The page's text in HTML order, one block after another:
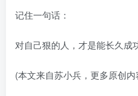
记住一句话：
对自己狠的人，才是能长久成
(本文来自苏小兵，更多原创